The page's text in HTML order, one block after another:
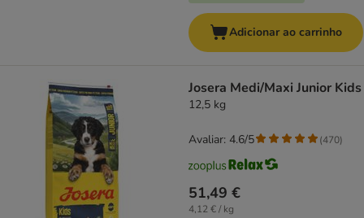
Adicionar ao carrinho
Josera Medi/Maxi Junior Kids
12,5 kg
51,49 €
4,12 € / kg
Avaliar: 4.6/5 (470)